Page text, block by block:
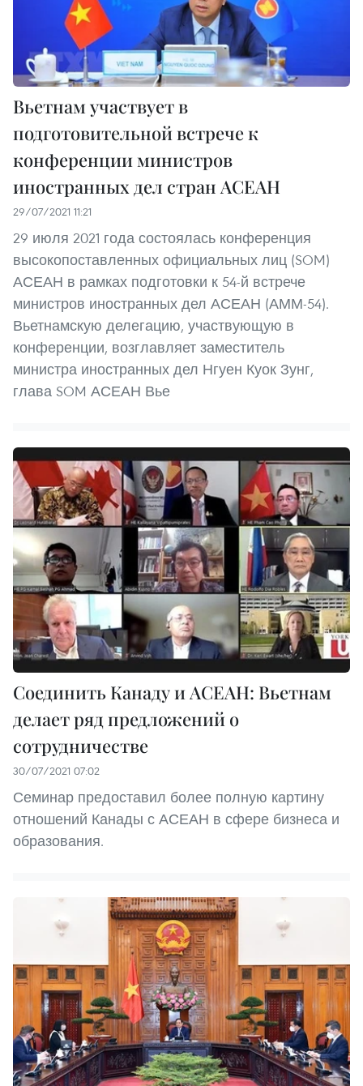
Вьетнам участвует в
подготовительной встрече к
конференции министров
иностранных дел стран АСЕАН
29/07/2021 11:21
29 июля 2021 года состоялась конференция
высокопоставленных официальных лиц (SOM)
АСЕАН в рамках подготовки к 54-й встрече
министров иностранных дел АСЕАН (АММ-54).
Вьетнамскую делегацию, участвующую в
конференции, возглавляет заместитель
министра иностранных дел Нгуен Куок Зунг,
глава SOM АСЕАН Вье
Соединить Канаду и АСЕАН: Вьетнам
делает ряд предложений о
сотрудничестве
30/07/2021 07:02
Семинар предоставил более полную картину
отношений Канады с АСЕАН в сфере бизнеса и
образования.